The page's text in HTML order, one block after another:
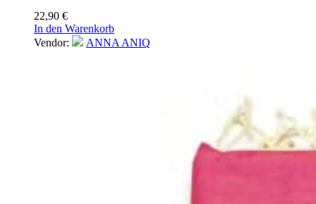
22,90 €
In den Warenkorb
Vendor:
ANNA ANIQ